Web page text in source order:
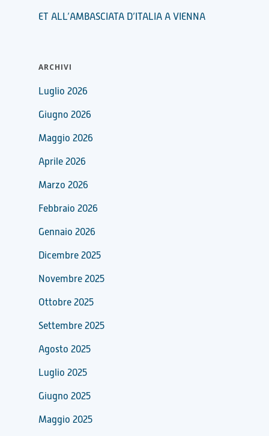
ET ALL’AMBASCIATA D’ITALIA A VIENNA
ARCHIVI
Luglio 2026
Giugno 2026
Maggio 2026
Aprile 2026
Marzo 2026
Febbraio 2026
Gennaio 2026
Dicembre 2025
Novembre 2025
Ottobre 2025
Settembre 2025
Agosto 2025
Luglio 2025
Giugno 2025
Maggio 2025